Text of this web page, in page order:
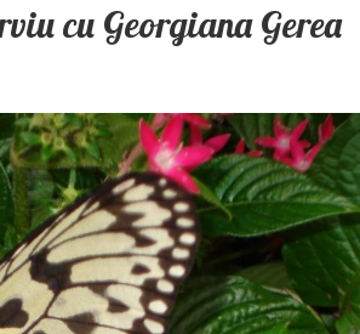
cu Georgiana Gerea